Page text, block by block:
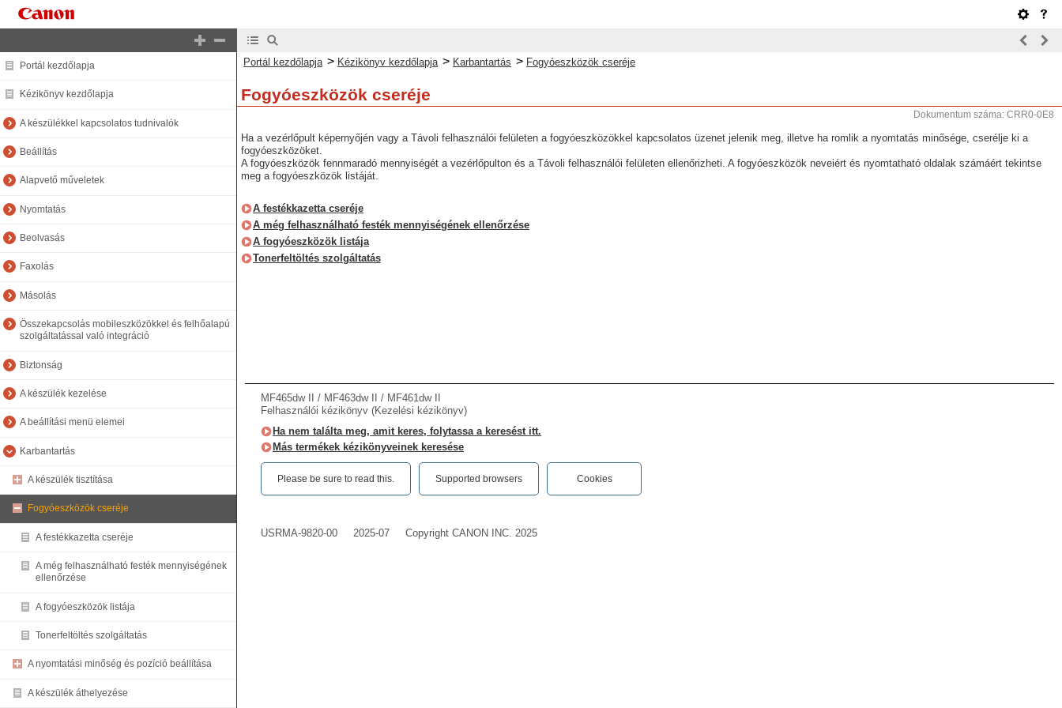
Portál kezdőlapja
Kézikönyv kezdőlapja
A készülékkel kapcsolatos tudnivalók
Beállítás
Alapvető műveletek
Nyomtatás
Beolvasás
Faxolás
Másolás
Összekapcsolás mobileszközökkel és felhőalapú
szolgáltatással való integráció
Biztonság
A készülék kezelése
A beállítási menü elemei
Karbantartás
A készülék tisztítása
Fogyóeszközök cseréje
A festékkazetta cseréje
A még felhasználható festék mennyiségének
ellenőrzése
A fogyóeszközök listája
Tonerfeltöltés szolgáltatás
A nyomtatási minőség és pozíció beállítása
A készülék áthelyezése
Portál kezdőlapja > Kézikönyv kezdőlapja > Karbantartás > Fogyóeszközök cseréje
Fogyóeszközök cseréje
Dokumentum száma: CRR0-0E8
Ha a vezérlőpult képernyőjén vagy a Távoli felhasználói felületen a fogyóeszközökkel kapcsolatos üzenet jelenik meg, illetve ha romlik a nyomtatás minősége, cserélje ki a
fogyóeszközöket.
A fogyóeszközök fennmaradó mennyiségét a vezérlőpulton és a Távoli felhasználói felületen ellenőrizheti. A fogyóeszközök neveiért és nyomtatható oldalak számáért tekintse
meg a fogyóeszközök listáját.
A festékkazetta cseréje
A még felhasználható festék mennyiségének ellenőrzése
A fogyóeszközök listája
Tonerfeltöltés szolgáltatás
MF465dw II / MF463dw II / MF461dw II
Felhasználói kézikönyv (Kezelési kézikönyv)
Ha nem találta meg, amit keres, folytassa a keresést itt.
Más termékek kézikönyveinek keresése
Please be sure to read this.‎ Supported browsers Cookies
USRMA-9820-00 2025-07 Copyright CANON INC. 2025